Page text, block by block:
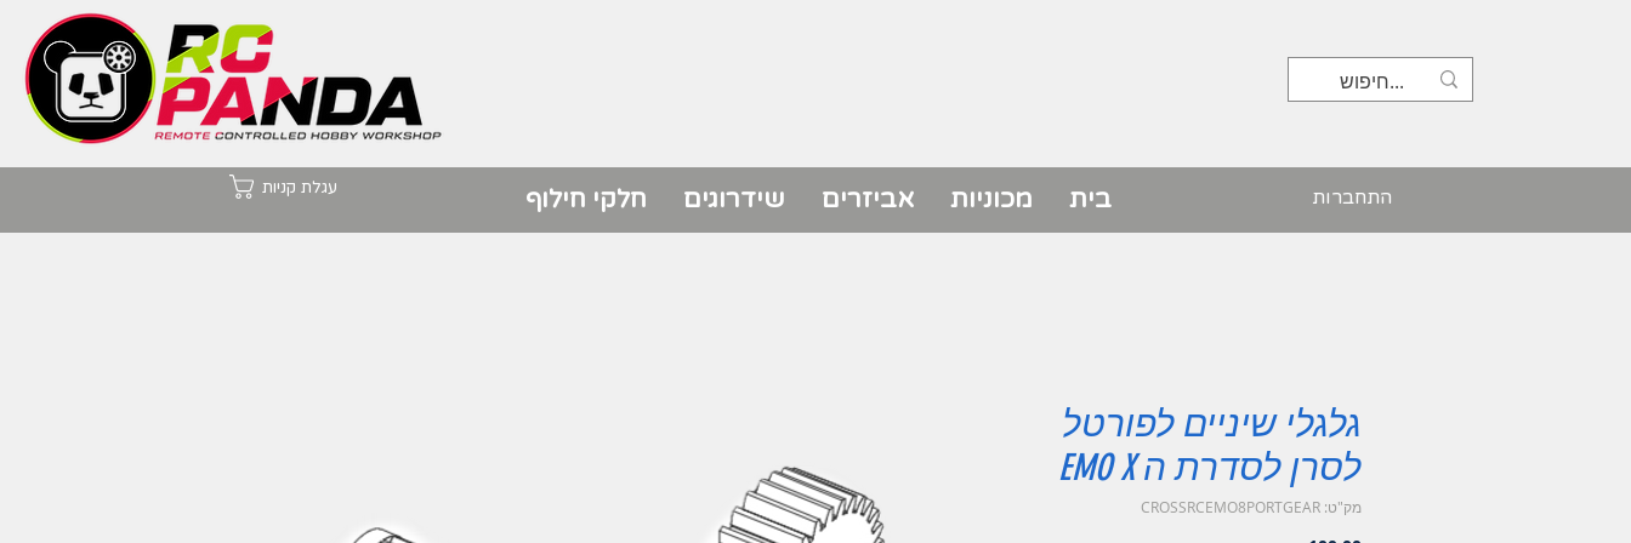
עגלת קניות בית מכוניות אביזרים שידרוגים חלקי חילוף התחברות
גלגלי שיניים לפורטל
לסרן לסדרת ה EMO X
מק"ט: CROSSRCEMO8PORTGEAR